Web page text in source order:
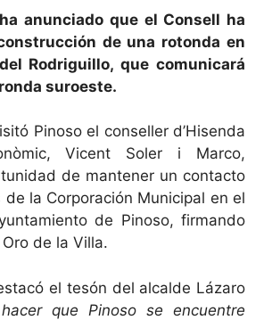
anunciado que el Consell ha
de una rotonda en
Rodriguillo, que comunicará
suroeste.
Pinoso el conseller d’Hisenda
Vicent Soler i Marco,
de mantener un contacto
de la Corporación Municipal en el
de Pinoso, firmando
de la Villa.
el tesón del alcalde Lázaro
hacer que Pinoso se encuentre